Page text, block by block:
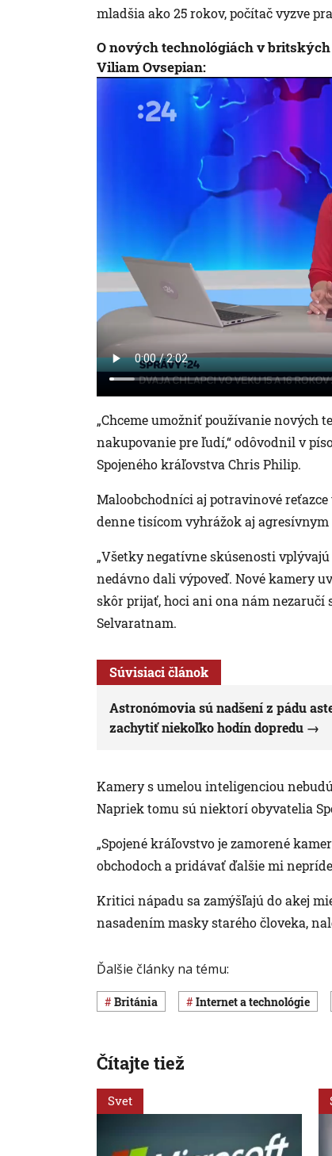
mladšia ako 25 rokov, počítač vyzve
O nových technológiách v
Viliam Ovsepian:
„Chceme umožniť používanie nových
nakupovanie pre ľudí,“ odôvodnil v
Spojeného kráľovstva Chris Philip.
Maloobchodníci aj potravinové
denne tisícom vyhrážok aj
„Všetky negatívne skúsenosti
nedávno dali výpoveď. Nové kamery
skôr prijať, hoci ani ona nám nezaručí
Selvaratnam.
Súvisiaci článok
Astronómovia sú nadšení z pádu
zachytiť niekoľko hodín dopredu
Kamery s umelou inteligenciou
Napriek tomu sú niektorí obyvatelia
„Spojené kráľovstvo je zamorené
obchodoch a pridávať ďalšie mi
Kritici nápadu sa zamýšľajú do akej
nasadením masky starého človeka,
Ďalšie články na tému:
Británia internet a technológie
Čítajte tiež
Svet